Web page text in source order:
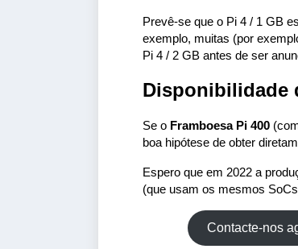
Prevê-se que o Pi 4 / 1 GB
exemplo, muitas (por
Pi 4 / 2 GB antes de ser
Disponibilidade
Se o Framboesa Pi 400
boa hipótese de obter
Espero que em 2022 a
(que usam os mesmos
Contacte-nos